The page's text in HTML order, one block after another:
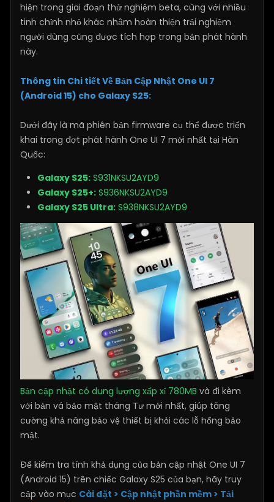
hiện trong giai đoạn thử nghiệm beta, cùng với nhiều
tinh chỉnh nhỏ khác nhằm hoàn thiện trải nghiệm
người dùng cũng được tích hợp trong bản phát hành
này.
Thông tin Chi tiết Về Bản Cập Nhật One UI 7
(Android 15) cho Galaxy S25:
Dưới đây là mã phiên bản firmware cụ thể được triển
khai trong đợt phát hành One UI 7 mới nhất tại Hàn
Quốc:
Galaxy S25: S931NKSU2AYD9
Galaxy S25+: S936NKSU2AYD9
Galaxy S25 Ultra: S938NKSU2AYD9
Bản cập nhật có dung lượng xấp xỉ 780MB và đi kèm
với bản vá bảo mật tháng Tư mới nhất, giúp tăng
cường khả năng bảo vệ thiết bị khỏi các lỗ hổng bảo
mật.
Để kiểm tra tính khả dụng của bản cập nhật One UI 7
(Android 15) trên chiếc Galaxy S25 của bạn, hãy truy
cập vào mục Cài đặt > Cập nhật phần mềm > Tải